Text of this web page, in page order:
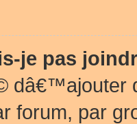
je pas
dâ€™ajouter
forum, par